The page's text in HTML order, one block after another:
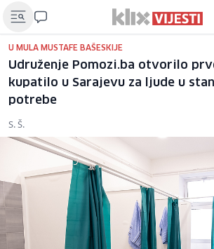
U MULA MUSTAFE BAŠESKIJE
Udruženje Pomozi.ba otvorilo
kupatilo u Sarajevu za ljude u
potrebe
S. Š.